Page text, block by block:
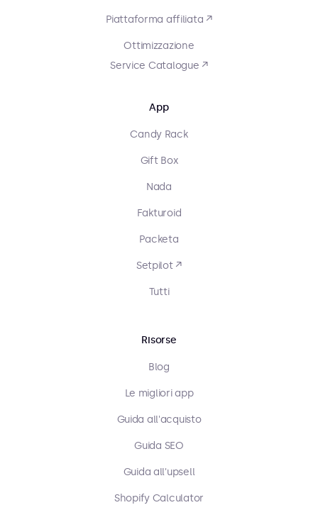
Piattaforma affiliata ↗
Ottimizzazione
Service Catalogue ↗
App
Candy Rack
Gift Box
Nada
Fakturoid
Packeta
Setpilot ↗
Tutti
Risorse
Blog
Le migliori app
Guida all'acquisto
Guida SEO
Guida all'upsell
Shopify Calculator